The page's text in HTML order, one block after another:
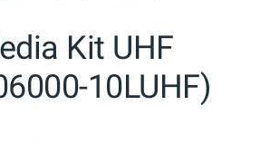
Kit UHF
10LUHF)